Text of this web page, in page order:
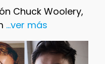
Chuck Woolery,
...ver más